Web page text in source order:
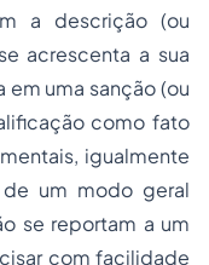
a descrição (ou
acrescenta a sua
uma sanção (ou
como fato
igualmente
um modo geral
se reportam a um
com facilidade